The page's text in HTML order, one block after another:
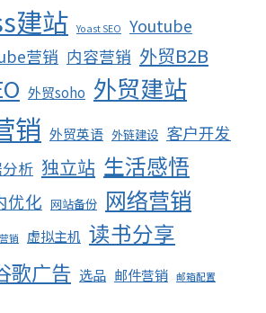
建站 Yoast SEO Youtube
营销 内容营销 外贸B2B
外贸soho 外贸建站
销 外贸英语 外链建设 客户开发
析 独立站 生活感悟
优化 网站备份 网络营销
销 虚拟主机 读书分享
歌广告 选品 邮件营销 邮箱配置